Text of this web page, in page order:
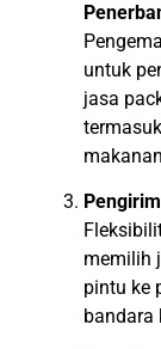
untuk
jasa
memilih
pintu ke
bandara